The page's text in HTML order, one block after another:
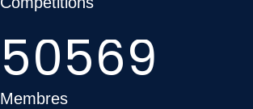
50569
Membres